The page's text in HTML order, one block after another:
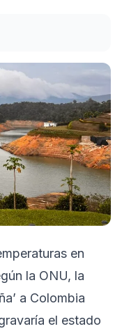
en
la ONU, la
a Colombia
el estado